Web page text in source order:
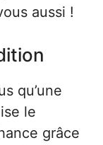
aussi !
qu’une
le
grâce